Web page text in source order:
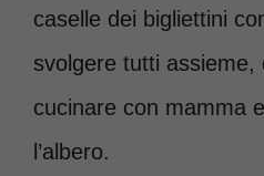
caselle dei bigliettini
svolgere tutti assieme,
cucinare con mamma
l’albero.